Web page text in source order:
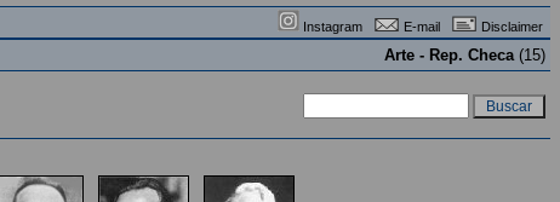
Instagram E-mail Disclaimer
Arte - Rep. Checa(15)